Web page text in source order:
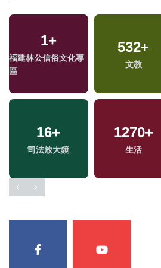
1+
福建林公信俗文化專
區
532+
文教
16+
司法放大鏡
1270+
生活